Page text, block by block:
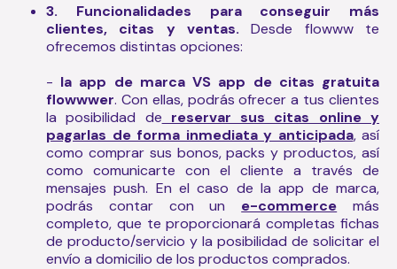
3. Funcionalidades para conseguir más
clientes, citas y ventas.Desde flowww te
ofrecemos distintas opciones:
- la app de marca VS app de citas gratuita
flowwwer. Con ellas, podrás ofrecer a tus clientes
la posibilidad de reservar sus citas online y
pagarlas de forma inmediata y anticipada, así
como comprar sus bonos, packs y productos, así
como comunicarte con el cliente a través de
mensajes push. En el caso de la app de marca,
podrás contar con un e-commerce más
completo, que te proporcionará completas fichas
de producto/servicio y la posibilidad de solicitar el
envío a domicilio de los productos comprados.